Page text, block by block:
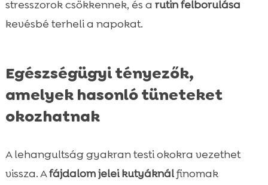
stresszorok csökkennek, és a rutin felborulása
kevésbé terheli a napokat.
Egészségügyi tényezők,
amelyek hasonló tüneteket
okozhatnak
A lehangultság gyakran testi okokra vezethet
vissza. Afájdalom jelei kutyáknálfinomak